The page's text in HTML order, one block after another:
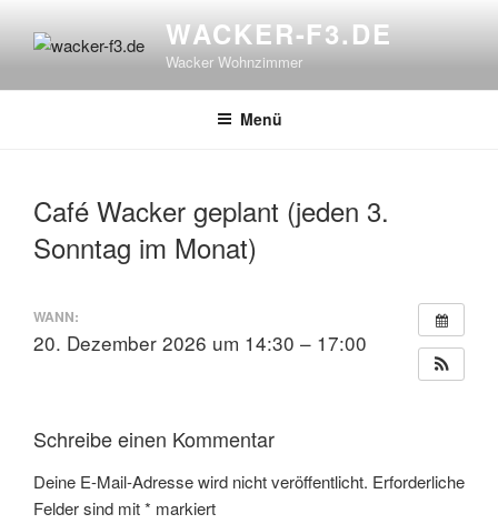
Inhalt
WACKER-F3.DE
Wacker Wohnzimmer
Menü
Café Wacker geplant (jeden 3.
Sonntag im Monat)
WANN:
20. Dezember 2026 um 14:30 – 17:00
Schreibe einen Kommentar
Deine E-Mail-Adresse wird nicht veröffentlicht. Erforderliche
Felder sind mit* markiert